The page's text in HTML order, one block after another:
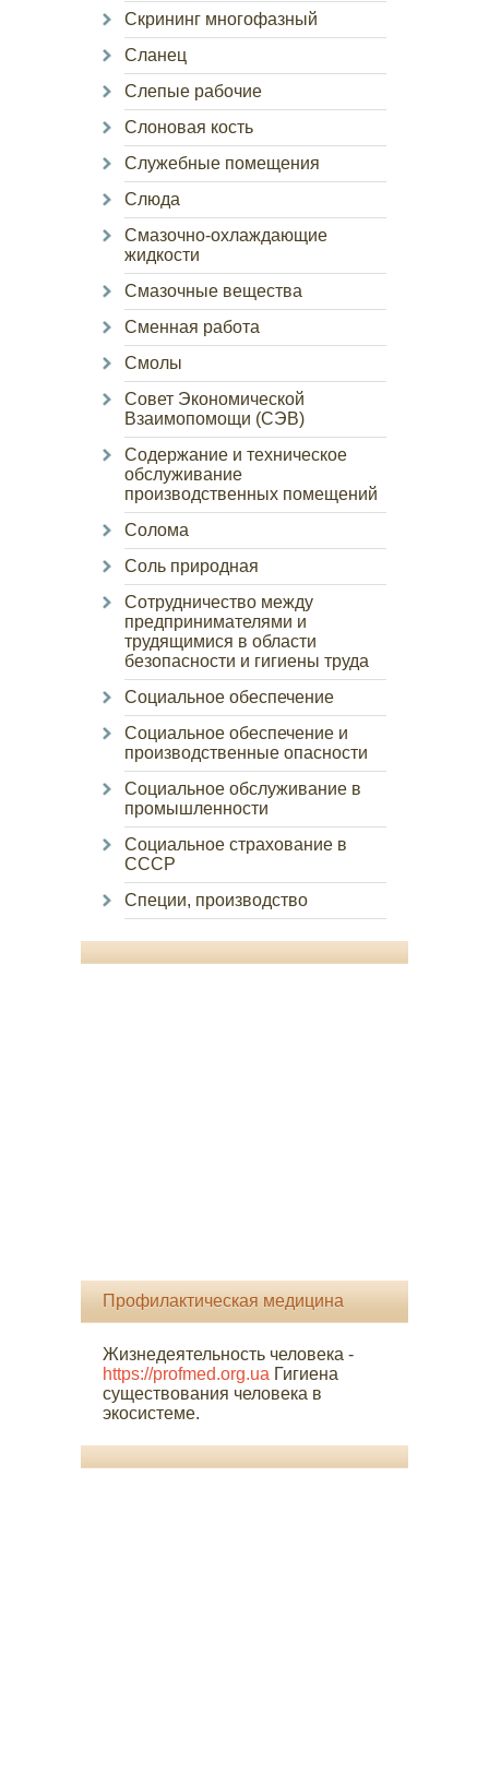
Скрининг многофазный
Сланец
Слепые рабочие
Слоновая кость
Служебные помещения
Слюда
Смазочно-охлаждающие
жидкости
Смазочные вещества
Сменная работа
Смолы
Совет Экономической
Взаимопомощи (СЭВ)
Содержание и техническое
обслуживание
производственных помещений
Солома
Соль природная
Сотрудничество между
предпринимателями и
трудящимися в области
безопасности и гигиены труда
Социальное обеспечение
Социальное обеспечение и
производственные опасности
Социальное обслуживание в
промышленности
Социальное страхование в
СССР
Специи, производство
Профилактическая медицина
Жизнедеятельность человека -
https://profmed.org.ua Гигиена
существования человека в
экосистеме.